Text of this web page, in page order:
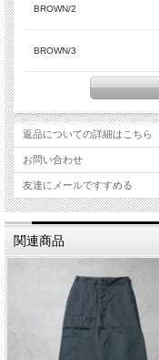
BROWN/2
BROWN/3
返品についての詳細はこちら
お問い合わせ
友達にメールですすめる
関連商品